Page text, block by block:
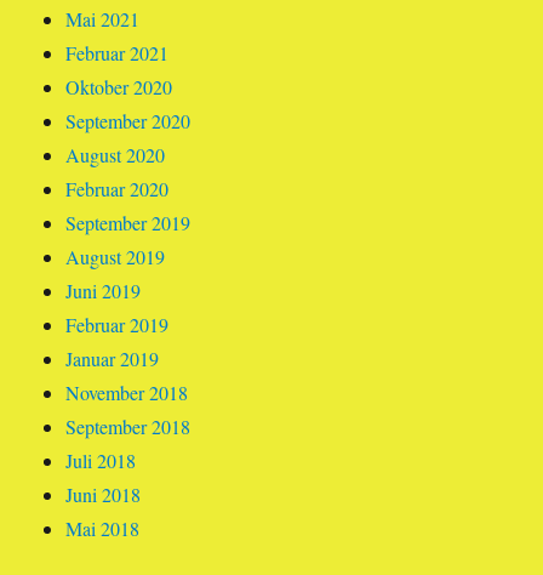
Mai 2021
Februar 2021
Oktober 2020
September 2020
August 2020
Februar 2020
September 2019
August 2019
Juni 2019
Februar 2019
Januar 2019
November 2018
September 2018
Juli 2018
Juni 2018
Mai 2018